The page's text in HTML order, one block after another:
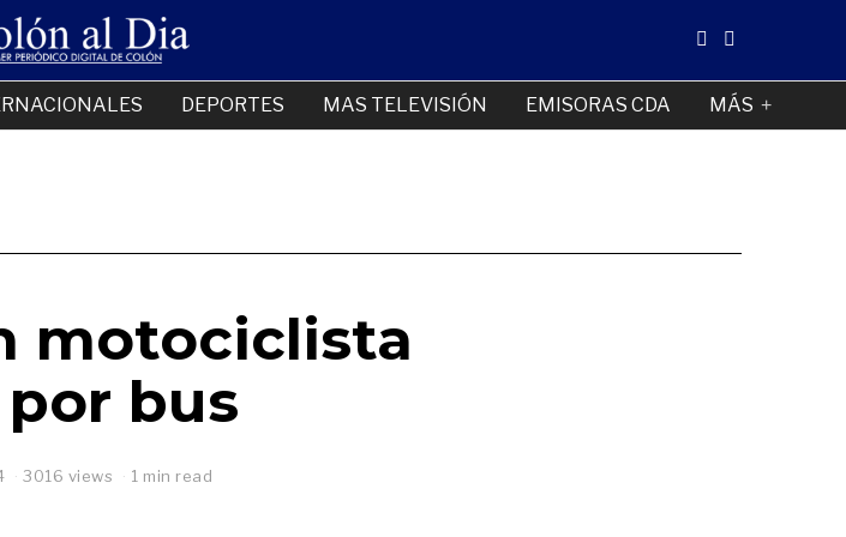
DEPORTES MAS TELEVISIÓN EMISORAS CDA MÁS
motociclista
bus
3016 views 1 min read